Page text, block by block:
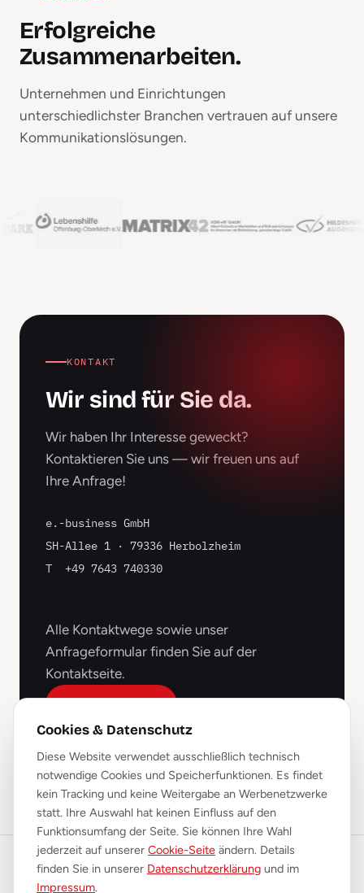
Erfolgreiche
Zusammenarbeiten.
Unternehmen und Einrichtungen
unterschiedlichster Branchen vertrauen auf unsere
Kommunikationslösungen.
KONTAKT
Wir sind für Sie da.
Wir haben Ihr Interesse geweckt?
Kontaktieren Sie uns — wir freuen uns auf
Ihre Anfrage!
e.-business GmbH
SH-Allee 1 · 79336 Herbolzheim
T +49 7643 740330
Alle Kontaktwege sowie unser
Anfrageformular finden Sie auf der
Kontaktseite.
©2026e.-business GmbH · Alle Rechte vorbehalten
Cookies & Datenschutz
Diese Website verwendet ausschließlich technisch
notwendige Cookies und Speicherfunktionen. Es findet
kein Tracking und keine Weitergabe an Werbenetzwerke
statt. Ihre Auswahl hat keinen Einfluss auf den
Funktionsumfang der Seite. Sie können Ihre Wahl
jederzeit auf unserer Cookie-Seite ändern. Details
finden Sie in unserer Datenschutzerklärung und im
Impressum.